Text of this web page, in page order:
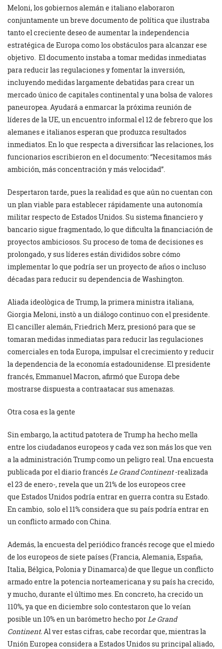
Meloni, los gobiernos alemán e italiano elaboraron
conjuntamente un breve documento de política que ilustraba
tanto el creciente deseo de aumentar la independencia
estratégica de Europa como los obstáculos para alcanzar ese
objetivo. El documento instaba a tomar medidas inmediatas
para reducir las regulaciones y fomentar la inversión,
incluyendo medidas largamente debatidas para crear un
mercado único de capitales continental y una bolsa de valores
paneuropea. Ayudará a enmarcar la próxima reunión de
líderes de la UE, un encuentro informal el 12 de febrero que los
alemanes e italianos esperan que produzca resultados
inmediatos. En lo que respecta a diversificar las relaciones, los
funcionarios escribieron en el documento: “Necesitamos más
ambición, más concentración y más velocidad”.
Despertaron tarde, pues la realidad es que aún no cuentan con
un plan viable para establecer rápidamente una autonomía
militar respecto de Estados Unidos. Su sistema financiero y
bancario sigue fragmentado, lo que dificulta la financiación de
proyectos ambiciosos. Su proceso de toma de decisiones es
prolongado, y sus líderes están divididos sobre cómo
implementar lo que podría ser un proyecto de años o incluso
décadas para reducir su dependencia de Washington.
Aliada ideològica de Trump, la primera ministra italiana,
Giorgia Meloni, instò a un diálogo continuo con el presidente.
El canciller alemán, Friedrich Merz, presionó para que se
tomaran medidas inmediatas para reducir las regulaciones
comerciales en toda Europa, impulsar el crecimiento y reducir
la dependencia de la economía estadounidense. El presidente
francés, Emmanuel Macron, afirmó que Europa debe
mostrarse dispuesta a contraatacar sus amenazas.
Otra cosa es la gente
Sin embargo, la actitud patotera de Trump ha hecho mella
entre los ciudadanos europeos y cada vez son más los que ven
a la administración Trump como un peligro real. Una encuesta
publicada por el diario francésLe Grand Continent-realizada
el 23 de enero-, revela que un 21% de los europeos cree
que Estados Unidos podría entrar en guerra contra su Estado.
En cambio, solo el 11% considera que su país podría entrar en
un conflicto armado con China.
Además, la encuesta del periódico francés recoge que el miedo
de los europeos de siete países (Francia, Alemania, España,
Italia, Bélgica, Polonia y Dinamarca) de que llegue un conflicto
armado entre la potencia norteamericana y su país ha crecido,
y mucho, durante el último mes. En concreto, ha crecido un
110%, ya que en diciembre solo contestaron que lo veían
posible un 10% en un barómetro hecho porLe Grand
Continent.Al ver estas cifras, cabe recordar que, mientras la
Unión Europea considera a Estados Unidos su principal aliado,